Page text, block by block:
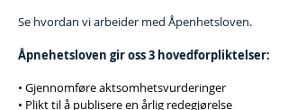
Se hvordan vi arbeider med Åpenhetsloven.
Åpnehetsloven gir oss 3 hovedforpliktelser:
• Gjennomføre aktsomhetsvurderinger
• Plikt til å publisere en årlig redegjørelse